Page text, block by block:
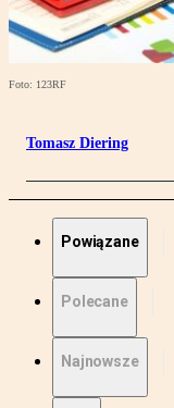
Foto: 123RF
Tomasz Diering
Powiązane
Polecane
Najnowsze